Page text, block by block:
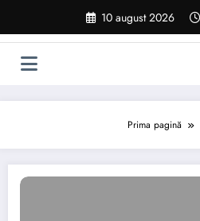
conținut
10 august 2026
Prima pagină